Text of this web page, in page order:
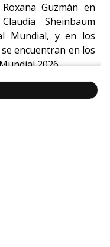
Guzmán en
Sheinbaum
Mundial, y en los
encuentran en los
2026